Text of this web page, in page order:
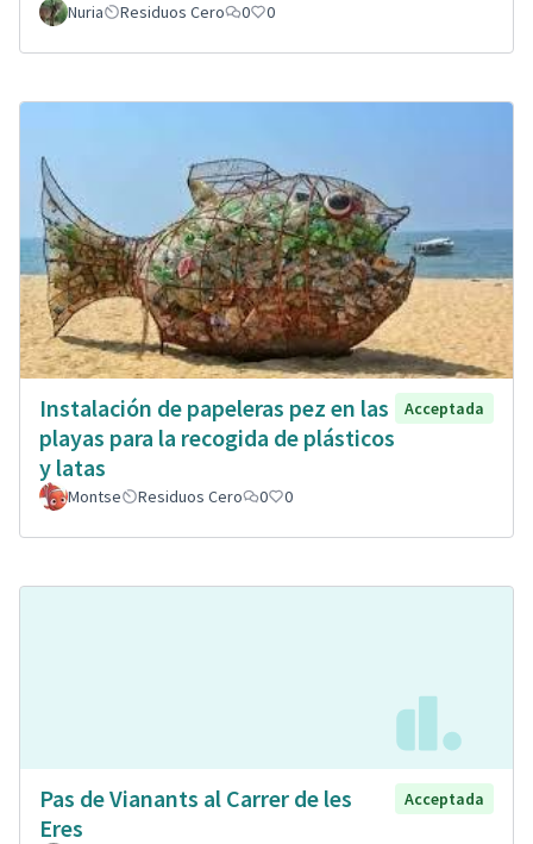
Nuria Residuos Cero 0 0
Instalación de papeleras pez en las
playas para la recogida de plásticos
y latas
Acceptada
Montse Residuos Cero 0 0
Pas de Vianants al Carrer de les
Eres
Acceptada